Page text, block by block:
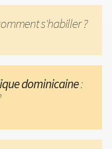
s'habiller ?
dominicaine: